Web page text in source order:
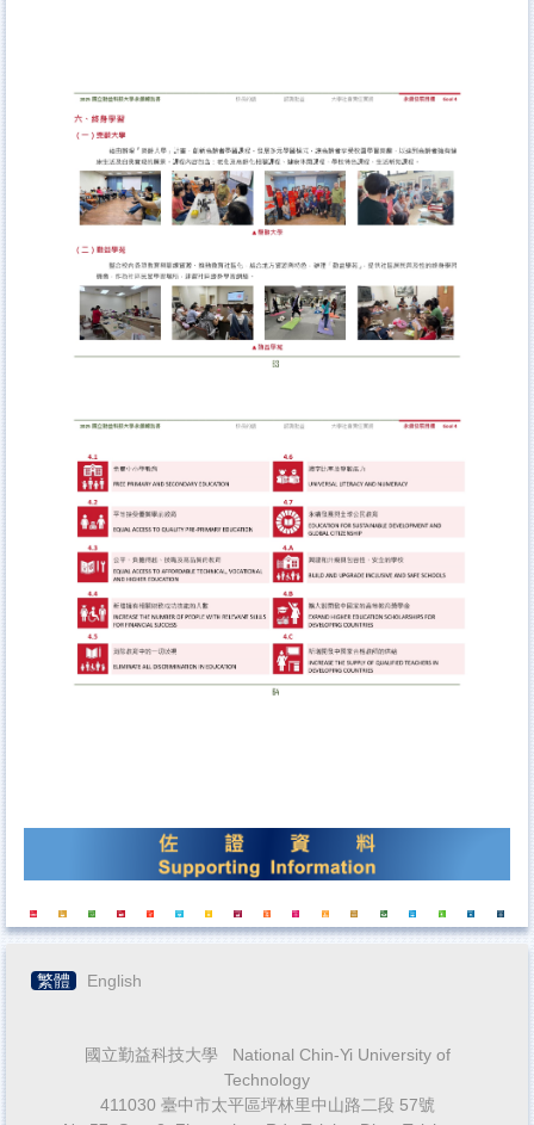
繁體 English
國立勤益科技大學 National Chin-Yi University of
Technology
411030 臺中市太平區坪林里中山路二段 57號